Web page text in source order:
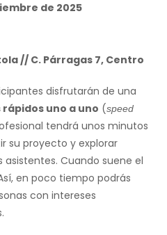
de 2025
// C. Párragas 7, Centro
disfrutarán de una
uno a uno (speed
tendrá unos minutos
su proyecto y explorar
asistentes. Cuando suene el
en poco tiempo podrás
con intereses